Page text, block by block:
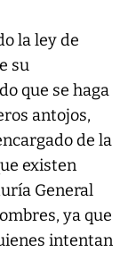
la ley de
su
que se haga
antojos,
de la
existen
General
ya que
intentan